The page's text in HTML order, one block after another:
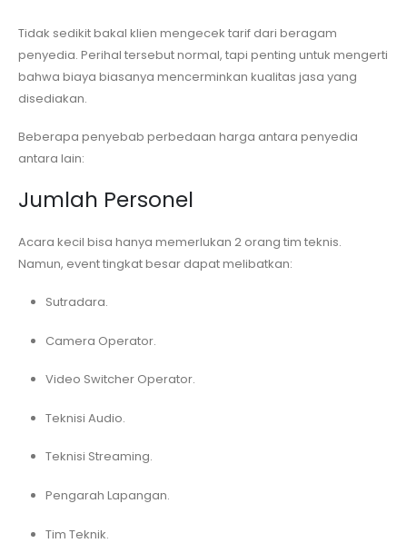
Tidak sedikit bakal klien mengecek tarif dari beragam
penyedia. Perihal tersebut normal, tapi penting untuk mengerti
bahwa biaya biasanya mencerminkan kualitas jasa yang
disediakan.
Beberapa penyebab perbedaan harga antara penyedia
antara lain:
Jumlah Personel
Acara kecil bisa hanya memerlukan 2 orang tim teknis.
Namun, event tingkat besar dapat melibatkan:
Sutradara.
Camera Operator.
Video Switcher Operator.
Teknisi Audio.
Teknisi Streaming.
Pengarah Lapangan.
Tim Teknik.